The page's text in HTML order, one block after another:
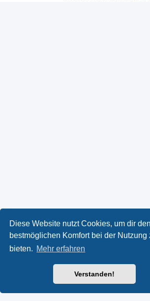
Diese Website nutzt Cookies, um dir den
bestmöglichen Komfort bei der Nutzung
bieten. Mehr erfahren
Verstanden!